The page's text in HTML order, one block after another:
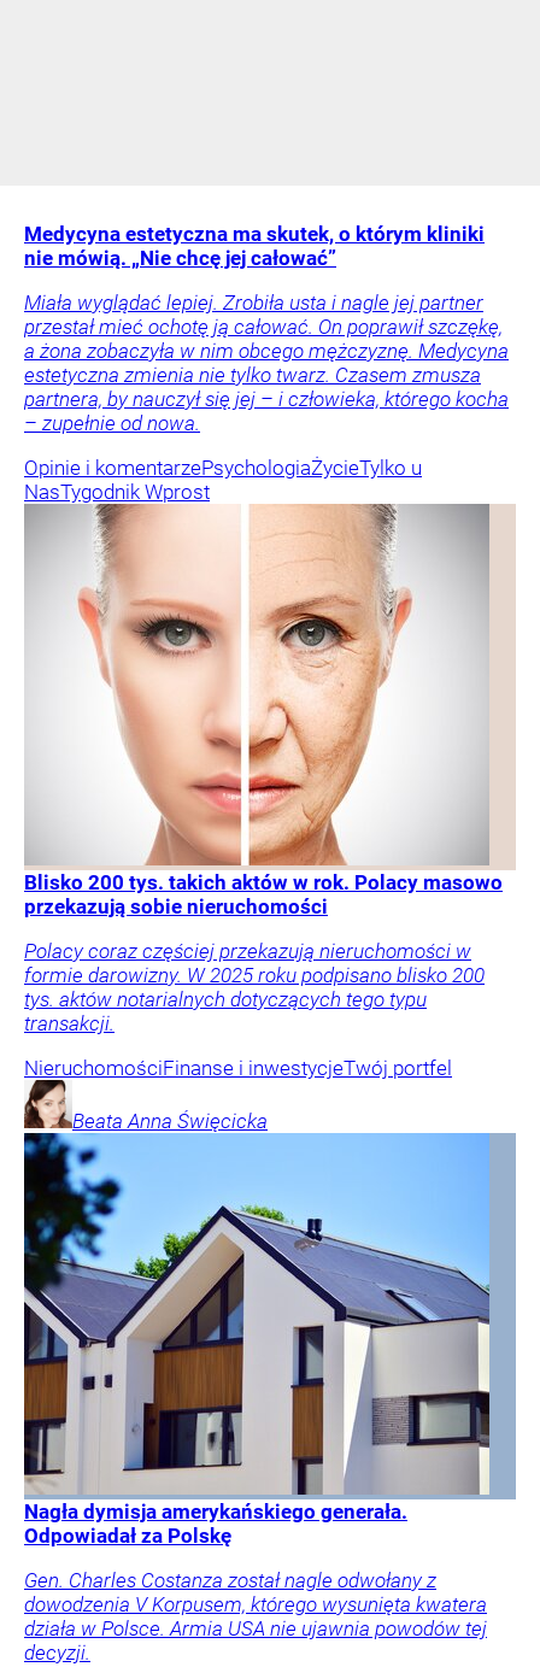
Medycyna estetyczna ma skutek, o którym kliniki
nie mówią. „Nie chcę jej całować”
Miała wyglądać lepiej. Zrobiła usta i nagle jej partner
przestał mieć ochotę ją całować. On poprawił szczękę,
a żona zobaczyła w nim obcego mężczyznę. Medycyna
estetyczna zmienia nie tylko twarz. Czasem zmusza
partnera, by nauczył się jej – i człowieka, którego kocha
– zupełnie od nowa.
Opinie i komentarzePsychologiaŻycieTylko u
NasTygodnik Wprost
Blisko 200 tys. takich aktów w rok. Polacy masowo
przekazują sobie nieruchomości
Polacy coraz częściej przekazują nieruchomości w
formie darowizny. W 2025 roku podpisano blisko 200
tys. aktów notarialnych dotyczących tego typu
transakcji.
NieruchomościFinanse i inwestycjeTwój portfel
Beata Anna Święcicka
Nagła dymisja amerykańskiego generała.
Odpowiadał za Polskę
Gen. Charles Costanza został nagle odwołany z
dowodzenia V Korpusem, którego wysunięta kwatera
działa w Polsce. Armia USA nie ujawnia powodów tej
decyzji.